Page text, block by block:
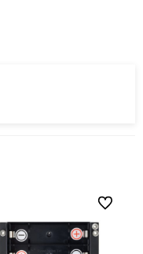
Do